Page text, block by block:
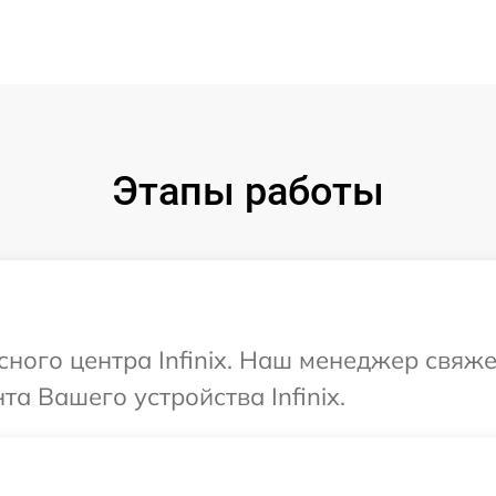
Этапы работы
центра Infinix. Наш менеджер
Вашего устройства Infinix.